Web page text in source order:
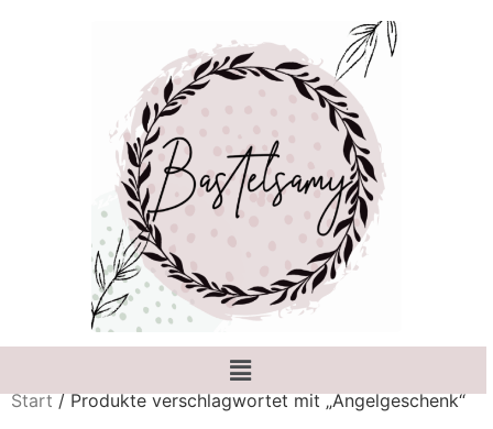
Start/ Produkte verschlagwortet mit „Angelgeschenk“